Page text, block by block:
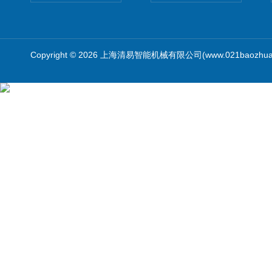
Copyright © 2026 上海清易智能机械有限公司